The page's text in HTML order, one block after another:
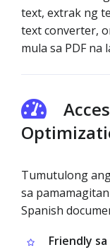
text, extrak ng
text converter,
mula sa PDF na
Tumutulong ang
sa
Spanish
Friendly